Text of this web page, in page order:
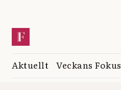
Aktuellt Veckans Fokus